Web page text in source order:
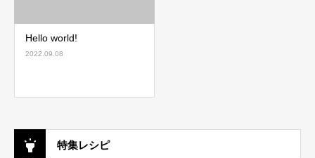
Hello world!
2022.09.08
特集レシピ